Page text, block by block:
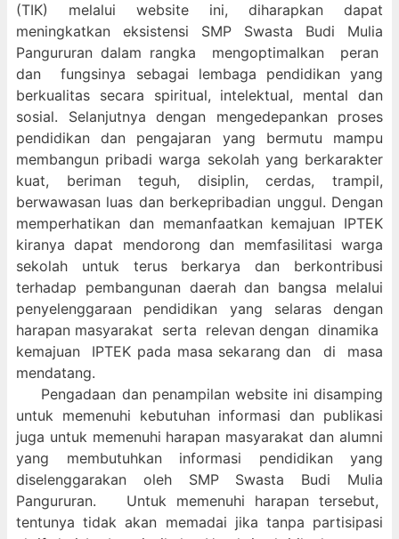
(TIK) melalui website ini, diharapkan dapat
meningkatkan eksistensi SMP Swasta Budi Mulia
Pangururan dalam rangka mengoptimalkan peran
dan fungsinya sebagai lembaga pendidikan yang
berkualitas secara spiritual, intelektual, mental dan
sosial. Selanjutnya dengan mengedepankan proses
pendidikan dan pengajaran yang bermutu mampu
membangun pribadi warga sekolah yang berkarakter
kuat, beriman teguh, disiplin, cerdas, trampil,
berwawasan luas dan berkepribadian unggul. Dengan
memperhatikan dan memanfaatkan kemajuan IPTEK
kiranya dapat mendorong dan memfasilitasi warga
sekolah untuk terus berkarya dan berkontribusi
terhadap pembangunan daerah dan bangsa melalui
penyelenggaraan pendidikan yang selaras dengan
harapan masyarakat serta relevan dengan dinamika
kemajuan IPTEK pada masa sekarang dan di masa
mendatang.
Pengadaan dan penampilan website ini disamping
untuk memenuhi kebutuhan informasi dan publikasi
juga untuk memenuhi harapan masyarakat dan alumni
yang membutuhkan informasi pendidikan yang
diselenggarakan oleh SMP Swasta Budi Mulia
Pangururan. Untuk memenuhi harapan tersebut,
tentunya tidak akan memadai jika tanpa partisipasi